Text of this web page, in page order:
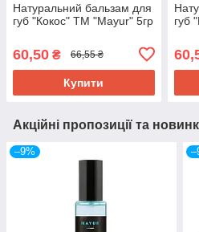
Натуральний бальзам для
губ "Кокос" ТМ "Mayur" 5гр
60,50 ₴ 66,55 ₴
Купити
губ
Акційні пропозиції та
–9%